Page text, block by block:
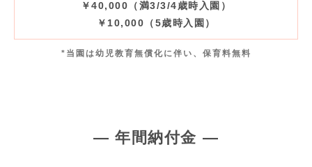
￥40,000（満3/3/4歳時入園）
￥10,000（5歳時入園）
*当園は幼児教育無償化に伴い、保育料無料
― 年間納付金 ―